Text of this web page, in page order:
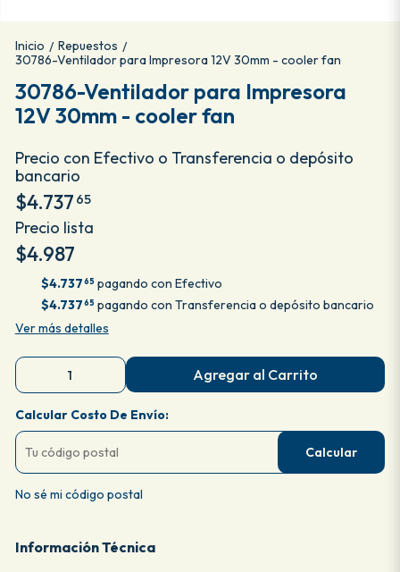
Inicio / Repuestos /
30786-Ventilador para Impresora 12V 30mm - cooler fan
30786-Ventilador para Impresora
12V 30mm - cooler fan
Precio con Efectivo o Transferencia o depósito
bancario
$4.737 65
Precio lista
$4.987
$4.73765 pagando con Efectivo
$4.73765 pagando con Transferencia o depósito bancario
Ver más detalles
Agregar al Carrito
Calcular Costo De Envío:
Calcular
No sé mi código postal
Información Técnica